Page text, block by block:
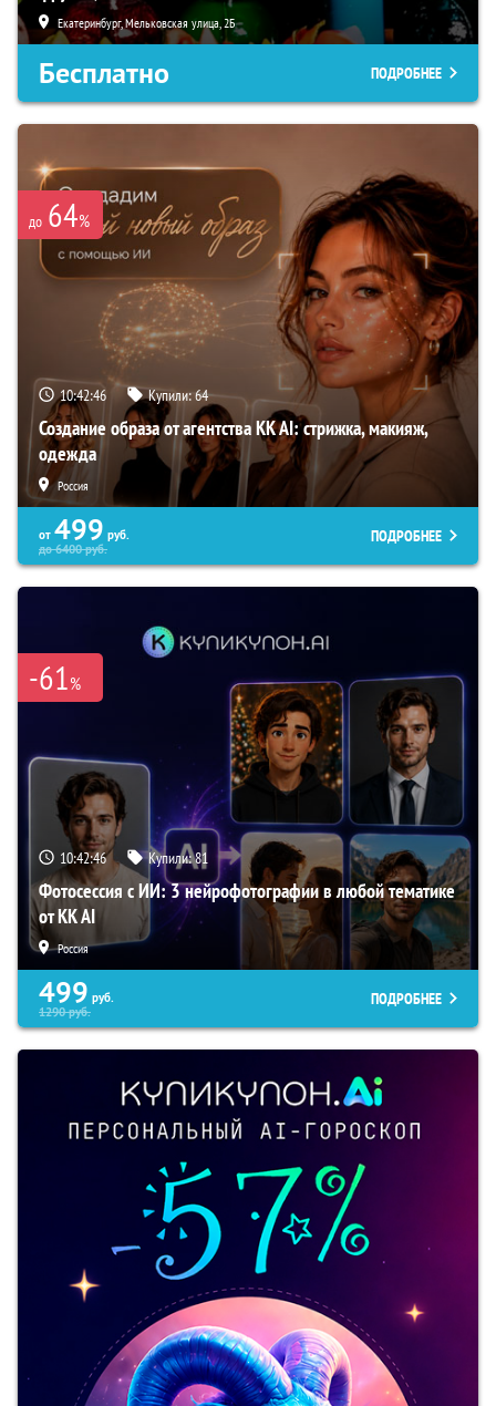
Екатеринбург, Мельковская улица, 2Б
Бесплатно ПОДРОБНЕЕ
до 64%
10:42:45 Купили:64
Создание образа от агентства KK AI: стрижка, макияж,
одежда
Россия
от 499 руб.
до6400руб.
ПОДРОБНЕЕ
-61%
10:42:45 Купили:81
Фотосессия с ИИ: 3 нейрофотографии в любой тематике
от KK AI
Россия
499 руб.
1290руб.
ПОДРОБНЕЕ